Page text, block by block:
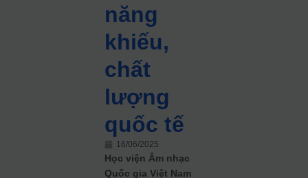
năng
khiếu,
chất
lượng
quốc tế
16/06/2025
Học viện Âm nhạc
Quốc gia Việt Nam